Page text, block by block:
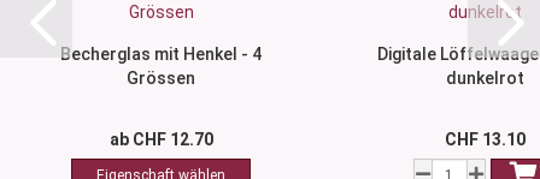
Becherglas mit Henkel - 4
Grössen
ab CHF 12.70
Digitale
dunkelrot
CHF 13.10